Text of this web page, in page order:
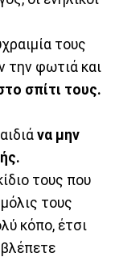
τους
την φωτιά και
σπίτι τους.
να μην
τους που
τους
κόπο, έτσι